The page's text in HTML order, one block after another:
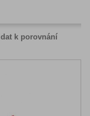
k porovnání